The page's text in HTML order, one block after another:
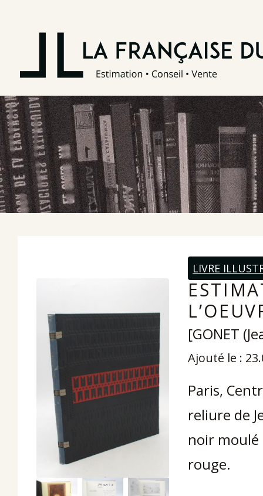
LIVRE
[GONET
Ajouté le :
Paris,
reliure de
noir moulé
rouge.